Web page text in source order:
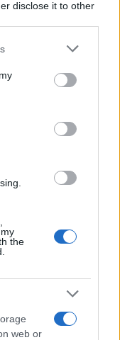
disclose it to other
or more Google
You may click to
party tags to
in below Google
the
web or
Τραμπ –
και την
στενά την
μέχρι
της, στις
Πατρίδα».